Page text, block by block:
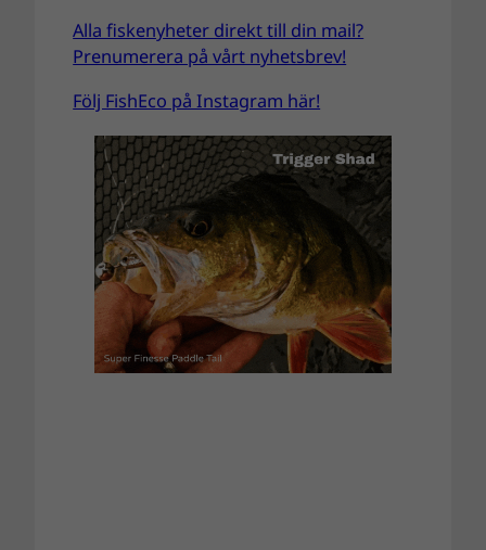
Alla fiskenyheter direkt till din mail?
Prenumerera på vårt nyhetsbrev!
Följ FishEco på Instagram här!